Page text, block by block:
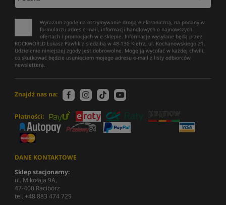
Wyrażam zgodę na otrzymywanie drogą elektroniczną, na podany w
formularzu adres e-mail, informacji handlowych o najnowszych
ofertach i promocjach w e-sklepie. Informacje wysyłane będą przez
ROCKWORLD Łukasz Pawlik z siedzibą w 48-130 Kietrz, ul. Kochanowskiego 21.
Udzielenie niniejszej zgody jest dobrowolne. Mogę ją wycofać w każdej chwili,
co skutkować będzie usunięciem mojego adresu e-mail z listy odbiorców
newslettera.
Znajdź nas na:
Płatności:
DANE KONTAKTOWE
Sklep stacjonarny:
ul. Mikołaja 9A,
47-400 Racibórz
tel. +48 883 474 729